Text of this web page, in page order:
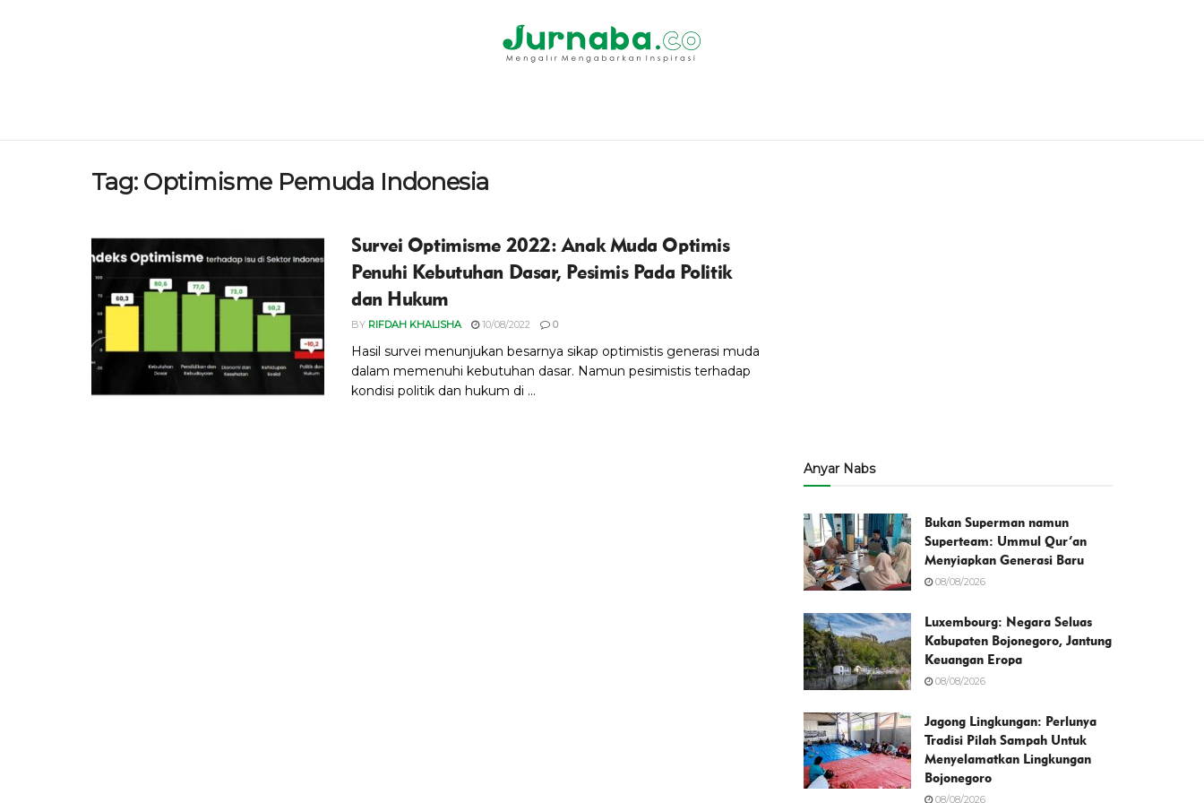
Tag: Optimisme Pemuda Indonesia
Survei Optimisme 2022: Anak Muda Optimis
Penuhi Kebutuhan Dasar, Pesimis Pada Politik
dan Hukum
BY RIFDAH KHALISHA 10/08/2022 0
Hasil survei menunjukan besarnya sikap optimistis generasi muda
dalam memenuhi kebutuhan dasar. Namun pesimistis terhadap
kondisi politik dan hukum di ...
Anyar Nabs
Bukan Superman namun
Superteam: Ummul Qur’an
Menyiapkan Generasi Baru
08/08/2026
Luxembourg: Negara Seluas
Kabupaten Bojonegoro, Jantung
Keuangan Eropa
08/08/2026
Jagong Lingkungan: Perlunya
Tradisi Pilah Sampah Untuk
Menyelamatkan Lingkungan
Bojonegoro
08/08/2026